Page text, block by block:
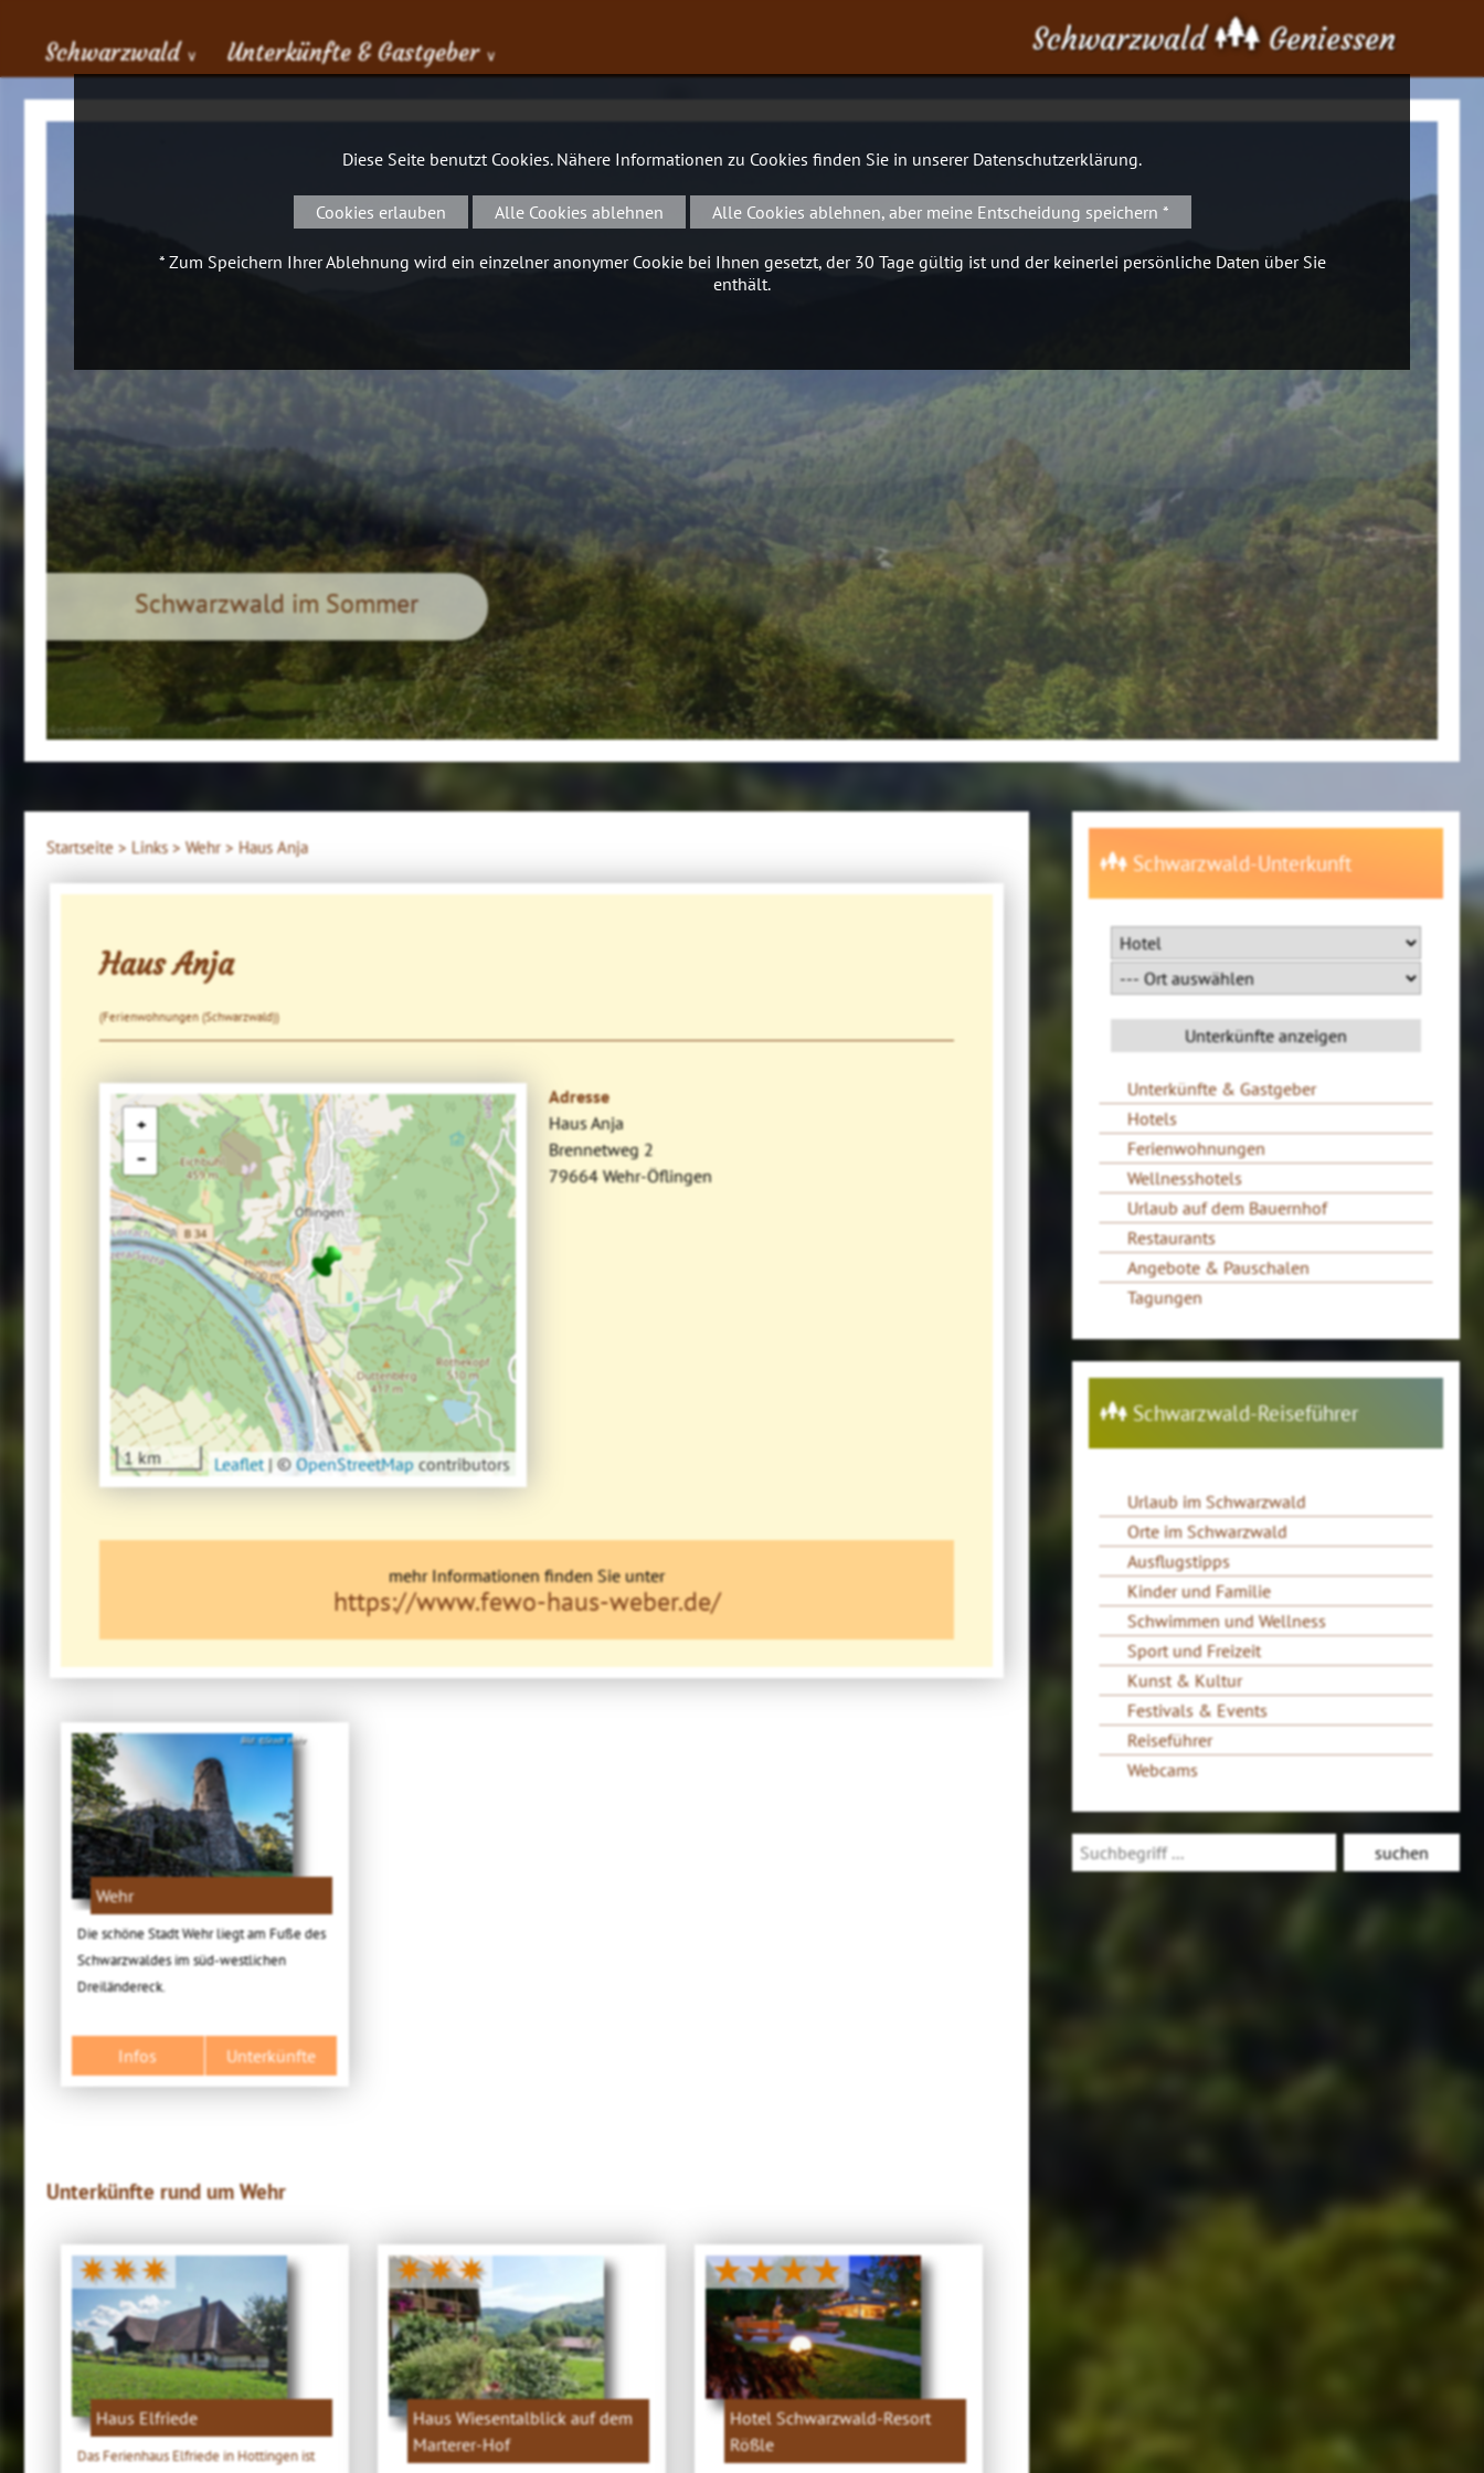
Schwarzwald ∨ Unterkünfte & Gastgeber ∨ Schwarzwald Geniessen
4ws-netdesign
Schwarzwald im Sommer
Startseite > Links > Wehr > Haus Anja
Haus Anja
(Ferienwohnungen (Schwarzwald))
+
−
1 km Leaflet |©OpenStreetMap contributors
Adresse
Haus Anja
Brennetweg 2
79664 Wehr-Öflingen
mehr Informationen finden Sie unter
https://www.fewo-haus-weber.de/
Bild: ©Stadt Wehr
Wehr
Die schöne Stadt Wehr liegt am Fuße des
Schwarzwaldes im süd-westlichen
Dreiländereck.
Infos Unterkünfte
Unterkünfte rund um Wehr
✷✷✷
Haus Elfriede
Das Ferienhaus Elfriede in Hottingen ist
✷✷✷
Haus Wiesentalblick auf dem
Marterer-Hof
★★★★
Hotel Schwarzwald-Resort
Rößle
Schwarzwald-Unterkunft
Unterkünfte & Gastgeber
Hotels
Ferienwohnungen
Wellnesshotels
Urlaub auf dem Bauernhof
Restaurants
Angebote & Pauschalen
Tagungen
Schwarzwald-Reiseführer
Urlaub im Schwarzwald
Orte im Schwarzwald
Ausflugstipps
Kinder und Familie
Schwimmen und Wellness
Sport und Freizeit
Kunst & Kultur
Festivals & Events
Reiseführer
Webcams
Diese Seite benutzt Cookies. Nähere Informationen zu Cookies finden Sie in unserer Datenschutzerklärung.
Cookies erlauben Alle Cookies ablehnen Alle Cookies ablehnen, aber meine Entscheidung speichern *
* Zum Speichern Ihrer Ablehnung wird ein einzelner anonymer Cookie bei Ihnen gesetzt, der 30 Tage gültig ist und der keinerlei persönliche Daten über Sie
enthält.